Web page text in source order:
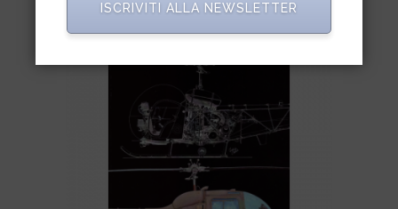
ISCRIVITI ALLA NEWSLETTER